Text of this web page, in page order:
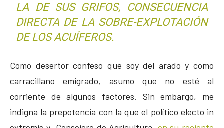
LA DE SUS GRIFOS, CONSECUENCIA
DIRECTA DE LA SOBRE-EXPLOTACIÓN
DE LOS ACUÍFEROS.
Como desertor confeso que soy del arado y como
carracillano emigrado, asumo que no esté al
corriente de algunos factores. Sin embargo, me
indigna la prepotencia con la que el político electo in